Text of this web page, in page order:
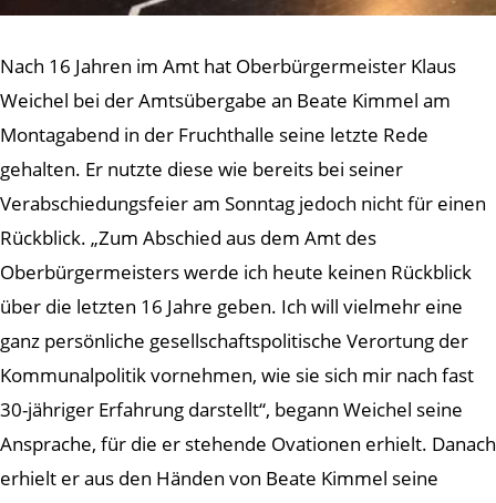
Nach 16 Jahren im Amt hat Oberbürgermeister Klaus
Weichel bei der Amtsübergabe an Beate Kimmel am
Montagabend in der Fruchthalle seine letzte Rede
gehalten. Er nutzte diese wie bereits bei seiner
Verabschiedungsfeier am Sonntag jedoch nicht für einen
Rückblick. „Zum Abschied aus dem Amt des
Oberbürgermeisters werde ich heute keinen Rückblick
über die letzten 16 Jahre geben. Ich will vielmehr eine
ganz persönliche gesellschaftspolitische Verortung der
Kommunalpolitik vornehmen, wie sie sich mir nach fast
30-jähriger Erfahrung darstellt“, begann Weichel seine
Ansprache, für die er stehende Ovationen erhielt. Danach
erhielt er aus den Händen von Beate Kimmel seine